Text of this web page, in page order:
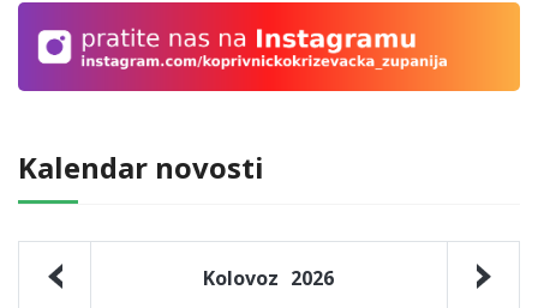
Kalendar novosti
Kolovoz 2026